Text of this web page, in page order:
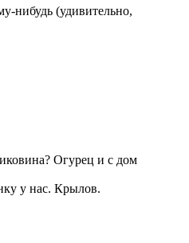
нибудь (удивительно,
Огурец и с дом
у нас. Крылов.